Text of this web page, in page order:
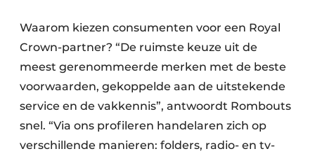
Waarom kiezen consumenten voor een Royal
Crown-partner? “De ruimste keuze uit de
meest gerenommeerde merken met de beste
voorwaarden, gekoppelde aan de uitstekende
service en de vakkennis”, antwoordt Rombouts
snel. “Via ons profileren handelaren zich op
verschillende manieren: folders, radio- en tv-